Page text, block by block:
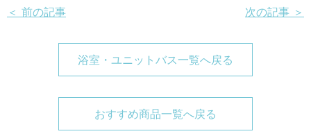
＜ 前の記事 次の記事 ＞
浴室・ユニットバス一覧へ戻る
おすすめ商品一覧へ戻る